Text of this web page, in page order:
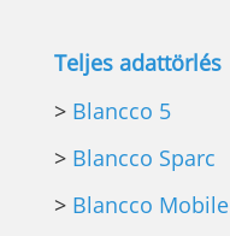
Teljes adattörlés
> Blancco 5
> Blancco Sparc
> Blancco Mobile